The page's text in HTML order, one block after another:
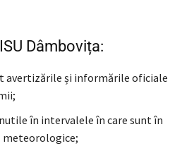
Dâmbovița:
avertizările și informările oficiale
în intervalele în care sunt în
meteorologice;